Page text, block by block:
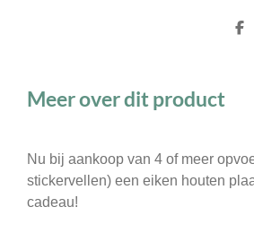
D
Meer over dit product
Nu bij aankoop van 4 of meer
stickervellen) een eiken houten
cadeau!